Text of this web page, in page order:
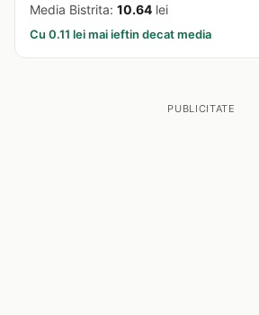
Media Bistrita: 10.64 lei
Cu 0.11 lei mai ieftin decat media
PUBLICITATE